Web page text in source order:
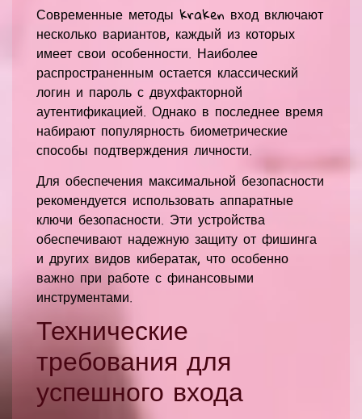
Современные методы kraken вход включают
несколько вариантов, каждый из которых
имеет свои особенности. Наиболее
распространенным остается классический
логин и пароль с двухфакторной
аутентификацией. Однако в последнее время
набирают популярность биометрические
способы подтверждения личности.
Для обеспечения максимальной безопасности
рекомендуется использовать аппаратные
ключи безопасности. Эти устройства
обеспечивают надежную защиту от фишинга
и других видов кибератак, что особенно
важно при работе с финансовыми
инструментами.
Технические
требования для
успешного входа